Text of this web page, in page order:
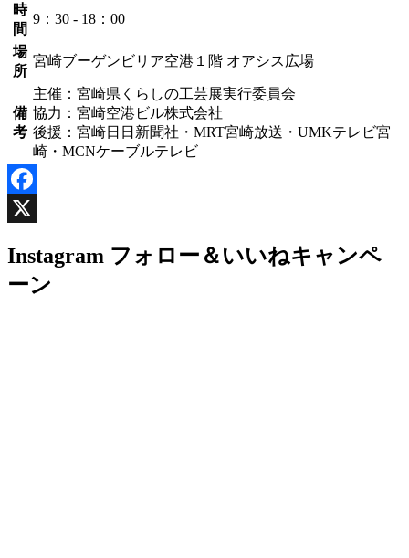
時
間
9：30 - 18：00
場
所
宮崎ブーゲンビリア空港１階 オアシス広場
備
考
主催：宮崎県くらしの工芸展実行委員会
協力：宮崎空港ビル株式会社
後援：宮崎日日新聞社・MRT宮崎放送・UMKテレビ宮
崎・MCNケーブルテレビ
Facebook
Instagram フォロー＆いいねキャンペ
ーン